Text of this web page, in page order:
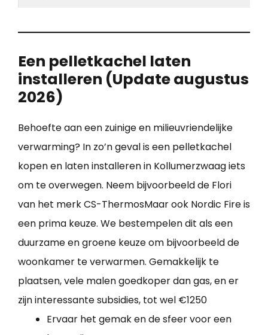
Een pelletkachel laten
installeren (Update augustus
2026)
Behoefte aan een zuinige en milieuvriendelijke
verwarming? In zo’n geval is een pelletkachel
kopen en laten installeren in Kollumerzwaag iets
om te overwegen. Neem bijvoorbeeld de Flori
van het merk CS-ThermosMaar ook Nordic Fire is
een prima keuze. We bestempelen dit als een
duurzame en groene keuze om bijvoorbeeld de
woonkamer te verwarmen. Gemakkelijk te
plaatsen, vele malen goedkoper dan gas, en er
zijn interessante subsidies, tot wel €1250
Ervaar het gemak en de sfeer voor een